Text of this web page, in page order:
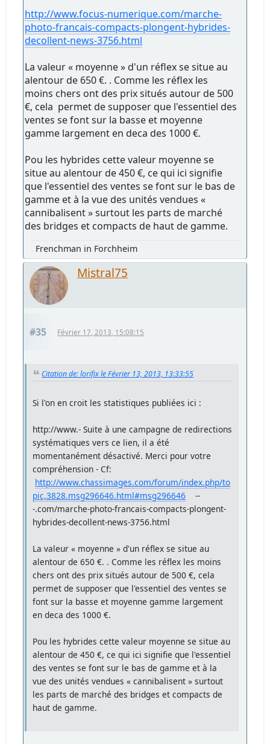
http://www.focus-numerique.com/marche-
photo-francais-compacts-plongent-hybrides-
decollent-news-3756.html
La valeur « moyenne » d'un réflex se situe au
alentour de 650 €. . Comme les réflex les
moins chers ont des prix situés autour de 500
€, cela permet de supposer que l'essentiel des
ventes se font sur la basse et moyenne
gamme largement en deca des 1000 €.
Pou les hybrides cette valeur moyenne se
situe au alentour de 450 €, ce qui ici signifie
que l'essentiel des ventes se font sur le bas de
gamme et à la vue des unités vendues «
cannibalisent » surtout les parts de marché
des bridges et compacts de haut de gamme.
Frenchman in Forchheim
Mistral75
#35 Février 17, 2013, 15:08:15
Citation de: lorifix le Février 13, 2013, 13:33:55
Si l'on en croit les statistiques publiées ici :
http://www.- Suite à une campagne de redirections
systématiques vers ce lien, il a été
momentanément désactivé. Merci pour votre
compréhension - Cf:
http://www.chassimages.com/forum/index.php/to
pic,3828.msg296646.html#msg296646 --
-.com/marche-photo-francais-compacts-plongent-
hybrides-decollent-news-3756.html
La valeur « moyenne » d'un réflex se situe au
alentour de 650 €. . Comme les réflex les moins
chers ont des prix situés autour de 500 €, cela
permet de supposer que l'essentiel des ventes se
font sur la basse et moyenne gamme largement
en deca des 1000 €.
Pou les hybrides cette valeur moyenne se situe au
alentour de 450 €, ce qui ici signifie que l'essentiel
des ventes se font sur le bas de gamme et à la
vue des unités vendues « cannibalisent » surtout
les parts de marché des bridges et compacts de
haut de gamme.